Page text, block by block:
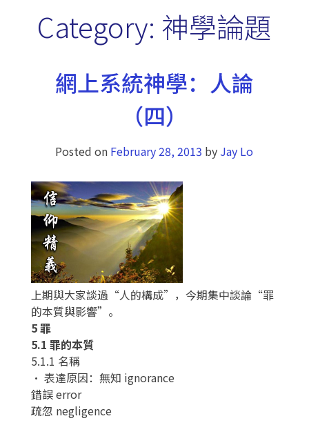
Category: 神學論題
網上系統神學：人論
（四）
Posted on February 28, 2013 by Jay Lo
上期與大家談過“人的構成”，今期集中談論“罪
的本質與影響”。
5 罪
5.1 罪的本質
5.1.1 名稱
• 表達原因：無知 ignorance
錯誤 error
疏忽 negligence